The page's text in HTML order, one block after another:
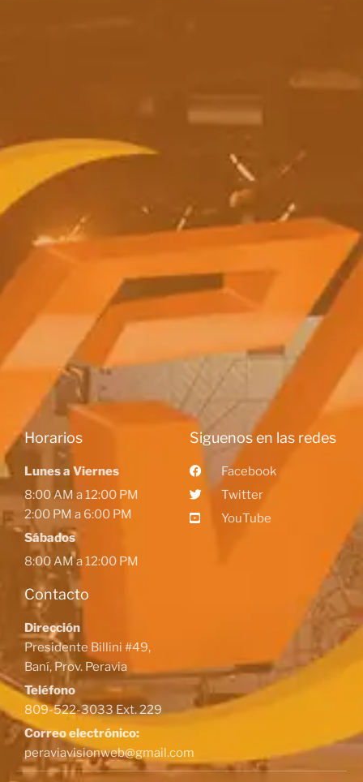
Horarios
Lunes a Viernes
8:00 AM a 12:00 PM
2:00 PM a 6:00 PM
Sábados
8:00 AM a 12:00 PM
Contacto
Dirección
Presidente Billini #49,
Baní, Prov. Peravia
Teléfono
809-522-3033 Ext. 229
Correo electrónico:
peraviavisionweb@gmail.com
Siguenos en las redes
Facebook
Twitter
YouTube